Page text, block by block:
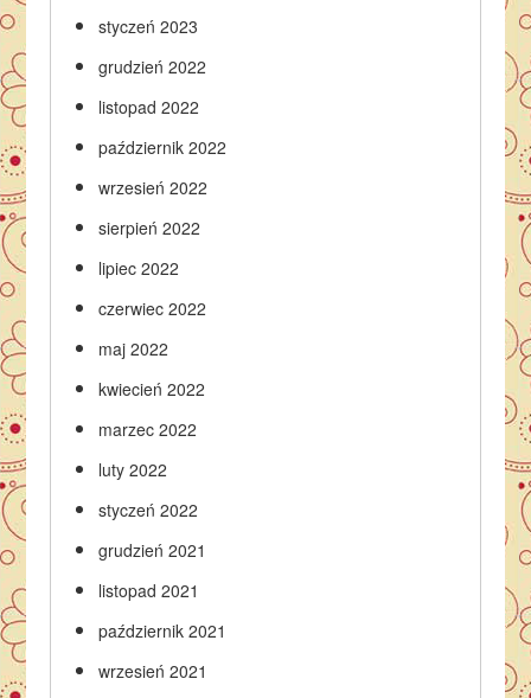
styczeń 2023
grudzień 2022
listopad 2022
październik 2022
wrzesień 2022
sierpień 2022
lipiec 2022
czerwiec 2022
maj 2022
kwiecień 2022
marzec 2022
luty 2022
styczeń 2022
grudzień 2021
listopad 2021
październik 2021
wrzesień 2021